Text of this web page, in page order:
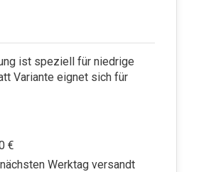
ist speziell für niedrige
Variante eignet sich für
€
Werktag versandt